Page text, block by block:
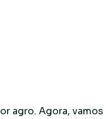
agro. Agora, vamos